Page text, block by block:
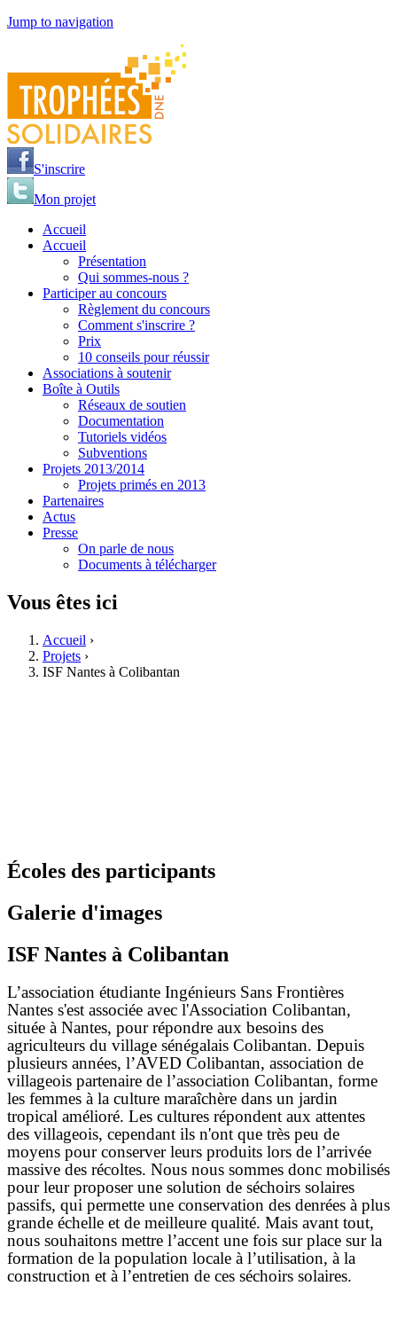
Jump to navigation
S'inscrire
Mon projet
Accueil
Accueil
Présentation
Qui sommes-nous ?
Participer au concours
Règlement du concours
Comment s'inscrire ?
Prix
10 conseils pour réussir
Associations à soutenir
Boîte à Outils
Réseaux de soutien
Documentation
Tutoriels vidéos
Subventions
Projets 2013/2014
Projets primés en 2013
Partenaires
Actus
Presse
On parle de nous
Documents à télécharger
Vous êtes ici
Accueil ›
Projets ›
ISF Nantes à Colibantan
Écoles des participants
Galerie d'images
ISF Nantes à Colibantan
L’association étudiante Ingénieurs Sans Frontières
Nantes s'est associée avec l'Association Colibantan,
située à Nantes, pour répondre aux besoins des
agriculteurs du village sénégalais Colibantan. Depuis
plusieurs années, l’AVED Colibantan, association de
villageois partenaire de l’association Colibantan, forme
les femmes à la culture maraîchère dans un jardin
tropical amélioré. Les cultures répondent aux attentes
des villageois, cependant ils n'ont que très peu de
moyens pour conserver leurs produits lors de l’arrivée
massive des récoltes. Nous nous sommes donc mobilisés
pour leur proposer une solution de séchoirs solaires
passifs, qui permette une conservation des denrées à plus
grande échelle et de meilleure qualité. Mais avant tout,
nous souhaitons mettre l’accent une fois sur place sur la
formation de la population locale à l’utilisation, à la
construction et à l’entretien de ces séchoirs solaires.